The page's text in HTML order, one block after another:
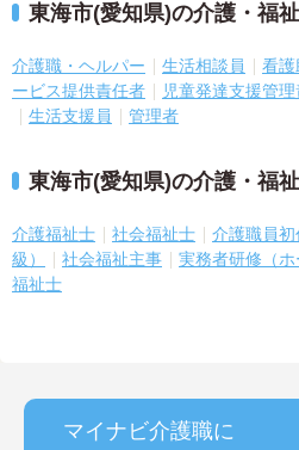
東海市(愛知県)の介護・福
介護職・ヘルパー 生活相談員 看護
ービス提供責任者
児童発達支援管
生活支援員
管理者
東海市(愛知県)の介護・福
介護福祉士 社会福祉士
介護職員
級）
社会福祉主事 実務者研修（ホ
福祉士
マイナビ介護職に